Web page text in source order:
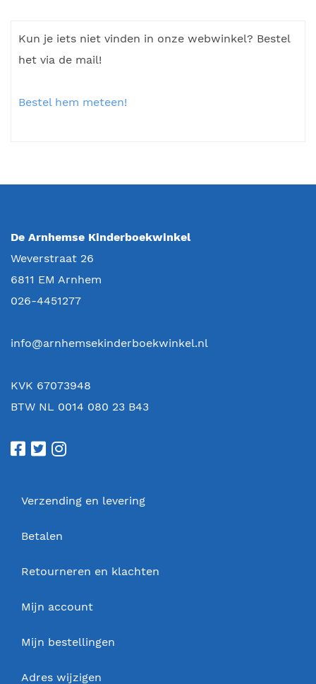
Kun je iets niet vinden in onze webwinkel? Bestel
het via de mail!
Bestel hem meteen!
De Arnhemse Kinderboekwinkel
Weverstraat 26
6811 EM Arnhem
026-4451277
info@arnhemsekinderboekwinkel.nl
KVK 67073948
BTW NL 0014 080 23 B43
Verzending en levering
Betalen
Retourneren en klachten
Mijn account
Mijn bestellingen
Adres wijzigen